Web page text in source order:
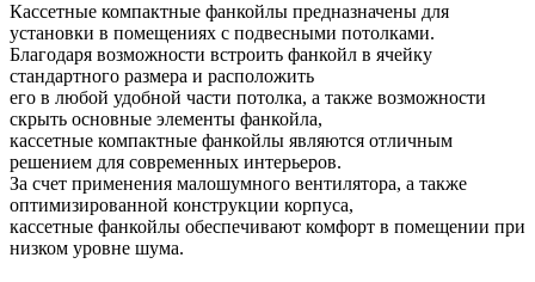
Кассетные компактные фанкойлы предназначены для
установки в помещениях с подвесными потолками.
Благодаря возможности встроить фанкойл в ячейку
стандартного размера и расположить
его в любой удобной части потолка, а также возможности
скрыть основные элементы фанкойла,
кассетные компактные фанкойлы являются отличным
решением для современных интерьеров.
За счет применения малошумного вентилятора, а также
оптимизированной конструкции корпуса,
кассетные фанкойлы обеспечивают комфорт в помещении при
низком уровне шума.